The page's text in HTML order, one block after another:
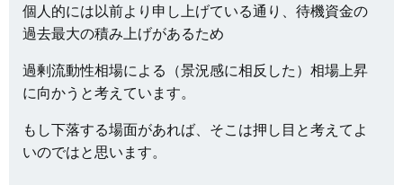
個人的には以前より申し上げている通り、待機資金の
過去最大の積み上げがあるため
過剰流動性相場による（景況感に相反した）相場上昇
に向かうと考えています。
もし下落する場面があれば、そこは押し目と考えてよ
いのではと思います。